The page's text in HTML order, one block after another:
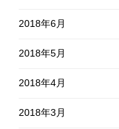
2018年6月
2018年5月
2018年4月
2018年3月